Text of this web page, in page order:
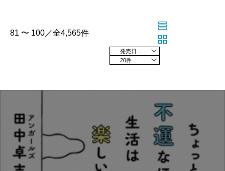
81 〜 100／全4,565件
20件